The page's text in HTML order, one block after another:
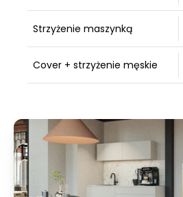
Strzyżenie maszynką
Cover + strzyżenie męskie